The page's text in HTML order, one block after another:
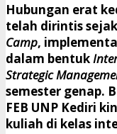
​Hubungan erat
telah dirintis
Camp,
dalam bentuk
Strategic
semester genap.
FEB UNP Kediri
kuliah di kelas